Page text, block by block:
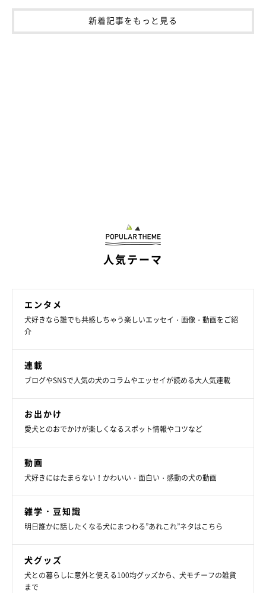
すり抜けようと頑張る娘
新着記事をもっと見る
人気テーマ
エンタメ
犬好きなら誰でも共感しちゃう楽しいエッセイ・画像・動画をご紹
介
連載
ブログやSNSで人気の犬のコラムやエッセイが読める大人気連載
お出かけ
愛犬とのおでかけが楽しくなるスポット情報やコツなど
動画
犬好きにはたまらない！かわいい・面白い・感動の犬の動画
雑学・豆知識
明日誰かに話したくなる犬にまつわる”あれこれ”ネタはこちら
犬グッズ
犬との暮らしに意外と使える100均グッズから、犬モチーフの雑貨
まで